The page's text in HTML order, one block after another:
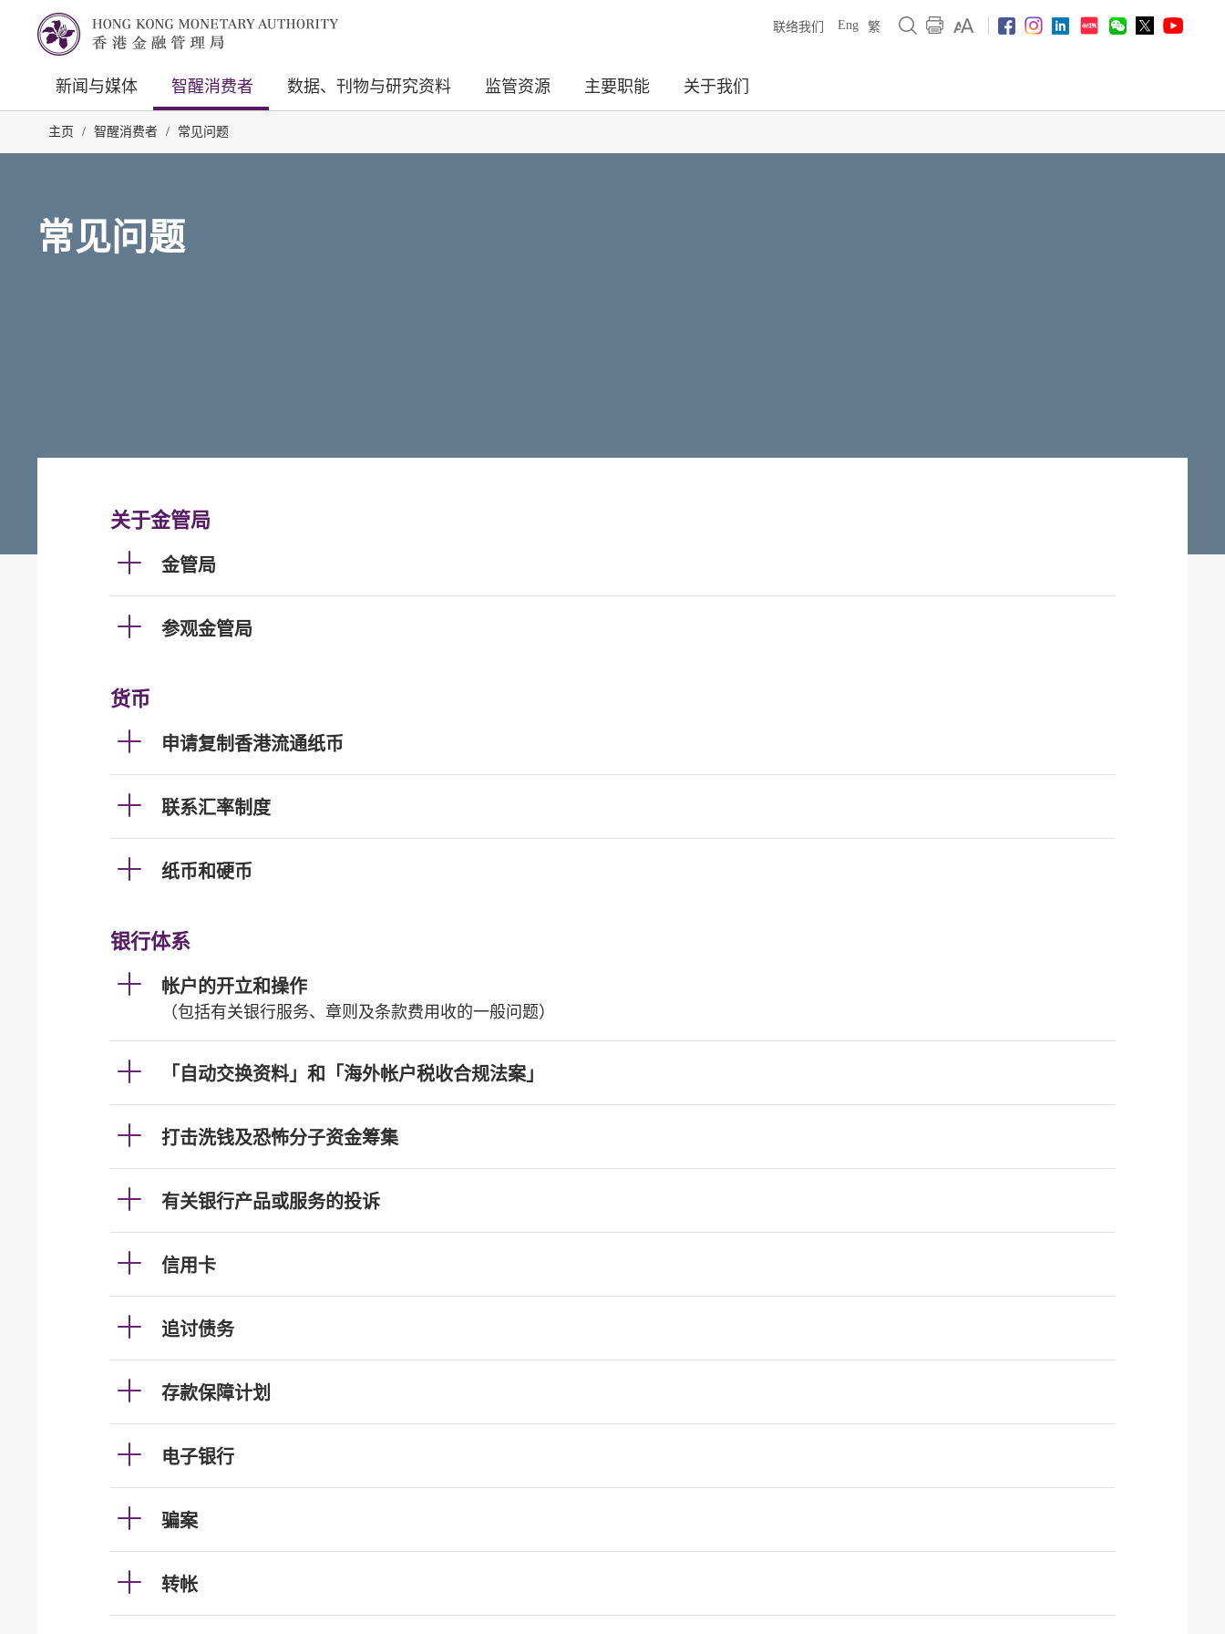
联络我们 Eng 繁
新闻与媒体 智醒消费者 数据、刊物与研究资料 监管资源 主要职能 关于我们
主页 / 智醒消费者 / 常见问题
常见问题
关于金管局
金管局
参观金管局
货币
申请复制香港流通纸币
联系汇率制度
纸币和硬币
银行体系
帐户的开立和操作
（包括有关银行服务、章则及条款费用收的一般问题）
「自动交换资料」和「海外帐户税收合规法案」
打击洗钱及恐怖分子资金筹集
有关银行产品或服务的投诉
信用卡
追讨债务
存款保障计划
电子银行
骗案
转帐